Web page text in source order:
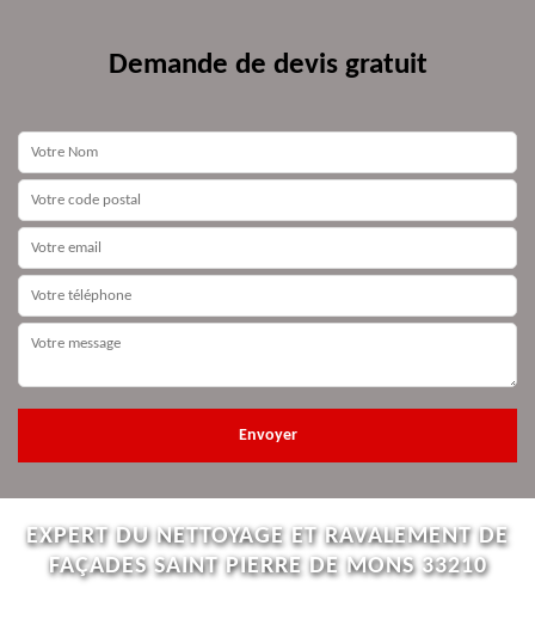
Demande de devis gratuit
EXPERT DU NETTOYAGE ET RAVALEMENT DE
FAÇADES SAINT PIERRE DE MONS 33210